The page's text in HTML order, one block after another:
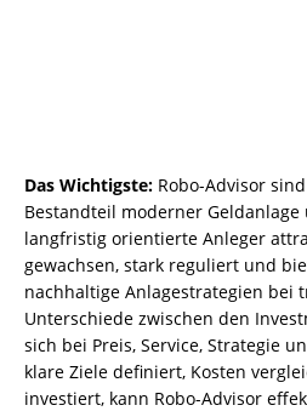
Das Wichtigste: Robo-Advisor
Bestandteil moderner
langfristig orientierte Anleger
gewachsen, stark reguliert und
nachhaltige Anlagestrategien bei
Unterschiede zwischen den
sich bei Preis, Service, Strategie
klare Ziele definiert, Kosten
investiert, kann Robo-Advisor